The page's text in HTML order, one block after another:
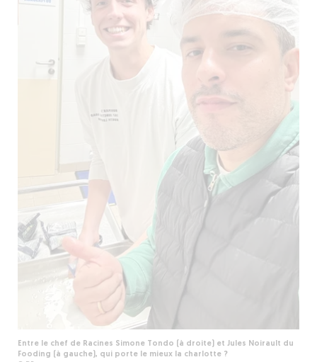
Entre le chef de Racines Simone Tondo (à droite) et Jules Noirault du
Fooding (à gauche), qui porte le mieux la charlotte ?